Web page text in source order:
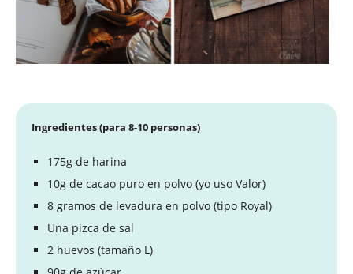
Ingredientes (para 8-10 personas)
175g de harina
10g de cacao puro en polvo (yo uso Valor)
8 gramos de levadura en polvo (tipo Royal)
Una pizca de sal
2 huevos (tamaño L)